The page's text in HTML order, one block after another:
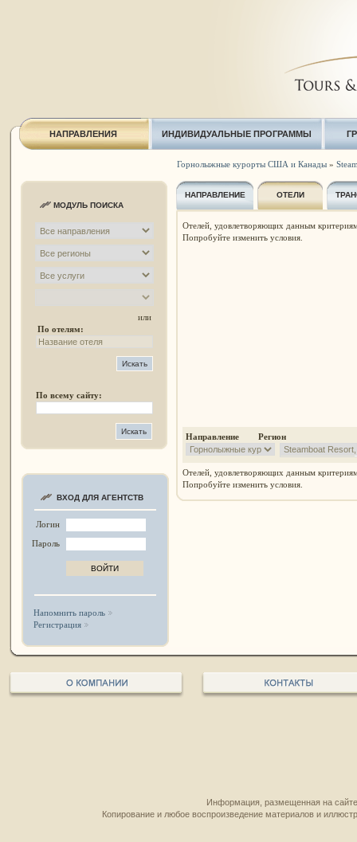
НАПРАВЛЕНИЯ ИНДИВИДУАЛЬНЫЕ ПРОГРАММЫ
МОДУЛЬ ПОИСКА
или
По отелям:
По всему сайту:
ВХОД ДЛЯ АГЕНТСТВ
Логин
Пароль
Напомнить пароль
Регистрация
Горнолыжные курорты США и Канады»
НАПРАВЛЕНИЕ ОТЕЛИ
Направление Регион
Отелей, удовлетворяющих данным
Попробуйте изменить условия.
Отелей, удовлетворяющих данным
Попробуйте изменить условия.
Информация, размещенная на
Копирование и любое воспроизведение материалов и